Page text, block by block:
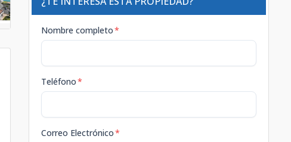
Nombre completo*
Teléfono*
Correo Electrónico*